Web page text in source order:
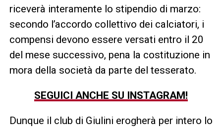
riceverà interamente lo stipendio di marzo:
secondo l’accordo collettivo dei calciatori, i
compensi devono essere versati entro il 20
del mese successivo, pena la costituzione in
mora della società da parte del tesserato.
SEGUICI ANCHE SU INSTAGRAM!
Dunque il club di Giulini erogherà per intero lo